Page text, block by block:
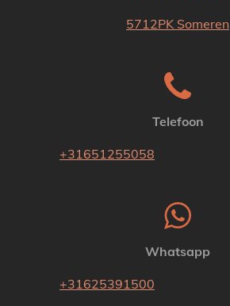
5712PK Someren
Telefoon
+31651255058
Whatsapp
+31625391500